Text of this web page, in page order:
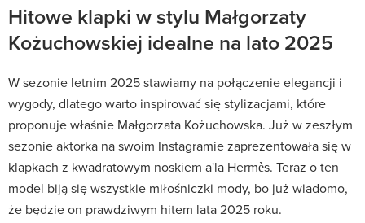
Hitowe klapki w stylu Małgorzaty
Kożuchowskiej idealne na lato 2025
W sezonie letnim 2025 stawiamy na połączenie elegancji i
wygody, dlatego warto inspirować się stylizacjami, które
proponuje właśnie Małgorzata Kożuchowska. Już w zeszłym
sezonie aktorka na swoim Instagramie zaprezentowała się w
klapkach z kwadratowym noskiem a'la Hermès. Teraz o ten
model biją się wszystkie miłośniczki mody, bo już wiadomo,
że będzie on prawdziwym hitem lata 2025 roku.